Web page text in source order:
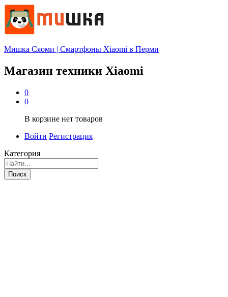
Мишка Сяоми | Смартфоны Xiaomi в Перми
Магазин техники Xiaomi
0
0
В корзине нет товаров
Войти Регистрация
Категория
Поиск